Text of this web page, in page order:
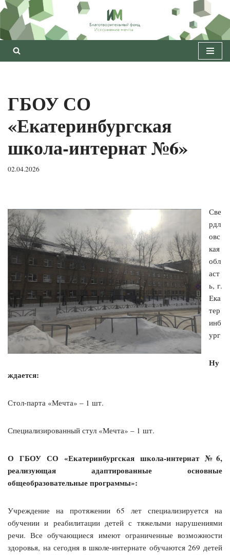
Перейти
к
содержимому
ГБОУ СО
«Екатеринбургская
школа-интернат №6»
02.04.2026
Све
рдл
овс
кая
обл
аст
ь, г.
Ека
тер
инб
ург
Ну
ждается:
Стол-парта «Мечта» – 1 шт.
Специализированный стул «Мечта» – 1 шт.
О ГБОУ СО «Екатеринбургская школа-интернат №6,
реализующая адаптированные основные
общеобразовательные программы»:
Учреждение на протяжении 65 лет специализируется на
обучении и реабилитации детей с тяжелыми нарушениями
речи. Все обучающиеся имеют ограниченные возможности
здоровья, на сегодня в школе-интернате обучаются 269 детей